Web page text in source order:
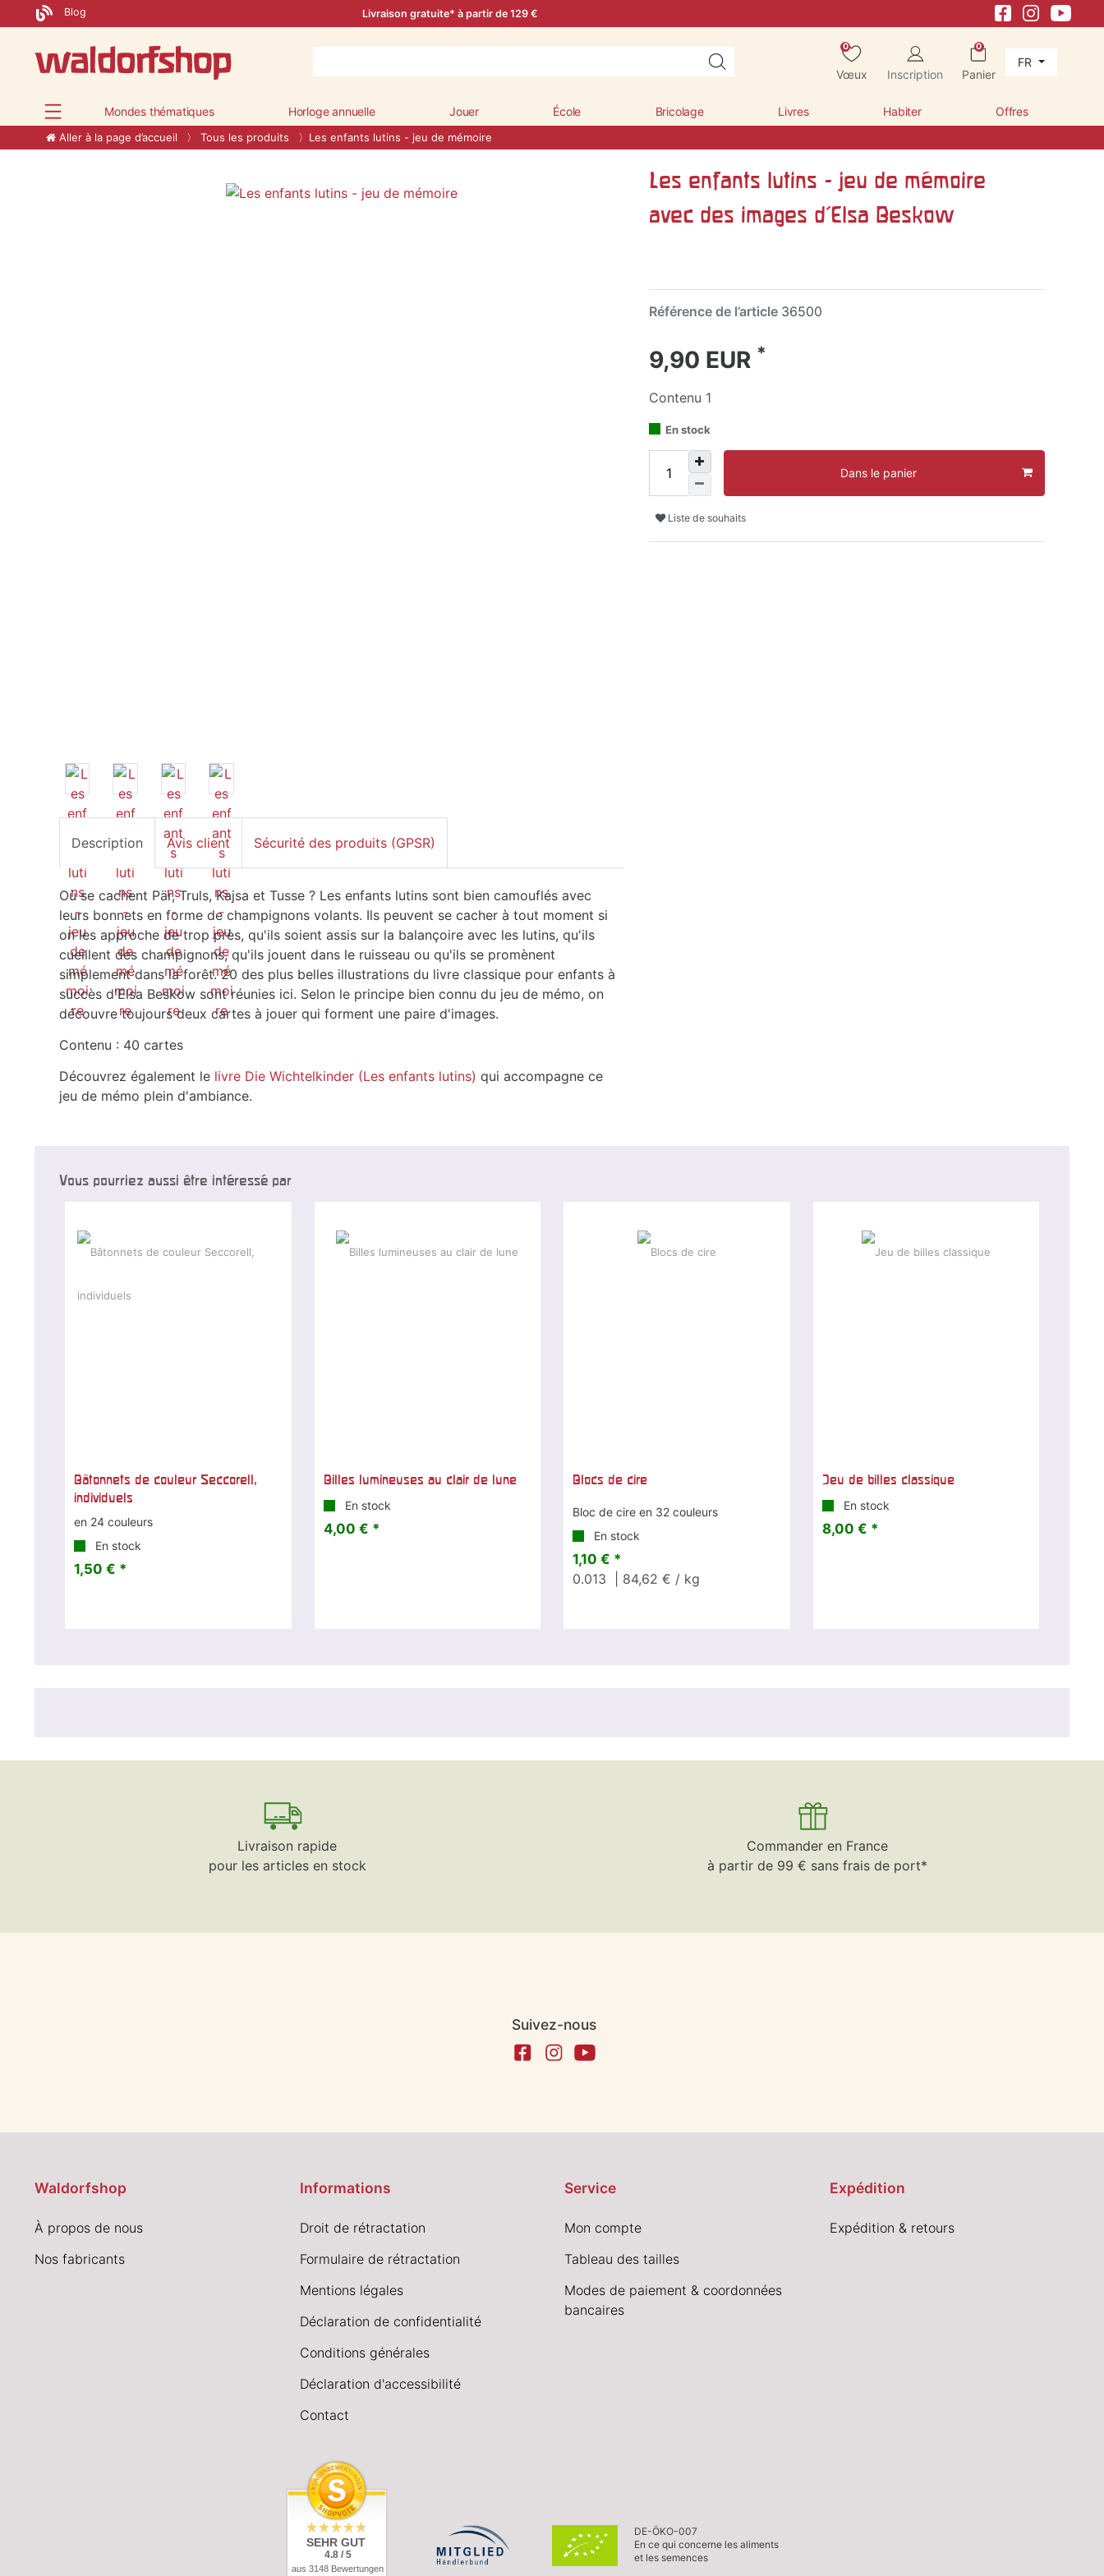
Blog Livraison gratuite* à partir de 129 €
0
Vœux Inscription
0
Panier
FR
Mondes thématiques Horloge annuelle Jouer École Bricolage Livres Habiter Offres
Aller à la page d’accueil Tous les produits Les enfants lutins - jeu de mémoire
Les enfants lutins - jeu de mémoire
avec des images d'Elsa Beskow
Référence de l’article 36500
9,90 EUR *
Contenu 1
En stock
Dans le panier
Liste de souhaits
Description Avis client Sécurité des produits (GPSR)
Où se cachent Pär, Truls, Kajsa et Tusse ? Les enfants lutins sont bien camouflés avec
leurs bonnets en forme de champignons volants. Ils peuvent se cacher à tout moment si
on les approche de trop près, qu'ils soient assis sur la balançoire avec les lutins, qu'ils
cueillent des champignons, qu'ils jouent dans le ruisseau ou qu'ils se promènent
simplement dans la forêt. 20 des plus belles illustrations du livre classique pour enfants à
succès d'Elsa Beskow sont réunies ici. Selon le principe bien connu du jeu de mémo, on
découvre toujours deux cartes à jouer qui forment une paire d'images.
Contenu : 40 cartes
Découvrez également le livre Die Wichtelkinder (Les enfants lutins) qui accompagne ce
jeu de mémo plein d'ambiance.
Vous pourriez aussi être intéressé par
Bâtonnets de couleur Seccorell,
individuels
en 24 couleurs
En stock
1,50 € *
Billes lumineuses au clair de lune
En stock
4,00 € *
Blocs de cire
Bloc de cire en 32 couleurs
En stock
1,10 € *
0.013
| 84,62 € / kg
Jeu de billes classique
En stock
8,00 € *
Livraison rapide
pour les articles en stock
Commander en France
à partir de 99 € sans frais de port*
Suivez-nous
Waldorfshop
À propos de nous
Nos fabricants
Informations
Droit de rétractation
Formulaire de rétractation
Mentions légales
Déclaration de confidentialité
Conditions générales
Déclaration d'accessibilité
Contact
Service
Mon compte
Tableau des tailles
Modes de paiement & coordonnées
bancaires
Expédition
Expédition & retours
SEHR GUT
4.8 / 5
aus 3148 Bewertungen
DE-ÖKO-007
En ce qui concerne les aliments
et les semences